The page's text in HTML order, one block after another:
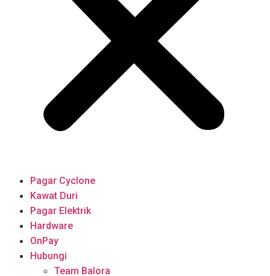
Pagar Cyclone
Kawat Duri
Pagar Elektrik
Hardware
OnPay
Hubungi
Team Balora